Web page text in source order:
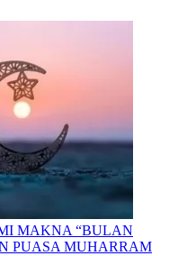
MAKNA “BULAN
PUASA MUHARRAM